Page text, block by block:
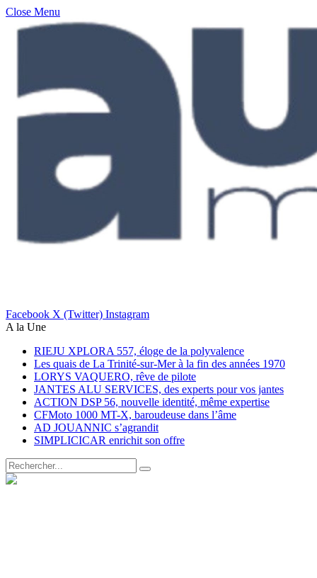
Close Menu
Facebook X (Twitter) Instagram
A la Une
RIEJU XPLORA 557, éloge de la polyvalence
Les quais de La Trinité-sur-Mer à la fin des années 1970
LORYS VAQUERO, rêve de pilote
JANTES ALU SERVICES, des experts pour vos jantes
ACTION DSP 56, nouvelle identité, même expertise
CFMoto 1000 MT-X, baroudeuse dans l’âme
AD JOUANNIC s’agrandit
SIMPLICICAR enrichit son offre